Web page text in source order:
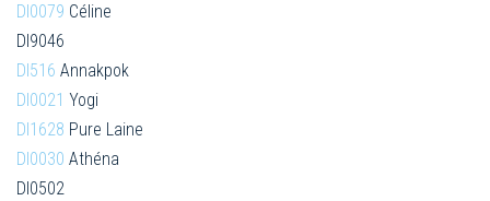
Dl0079 Céline
Dl9046
Dl516 Annakpok
Dl0021 Yogi
Dl1628 Pure Laine
Dl0030 Athéna
Dl0502